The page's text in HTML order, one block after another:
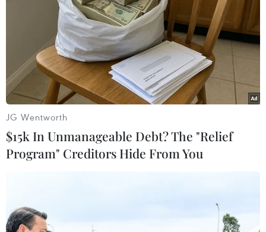
#Moon Jae-in #Cho Kuk
#Bộ trưởng Tư pháp
#Phe đối lập Hàn Quốc
Hàn Quốc
Theo dõi VietnamPlus
JG Wentworth
$15k In Unmanageable Debt? The "Relief
Program" Creditors Hide From You